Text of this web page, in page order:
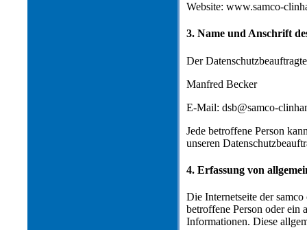
Website: www.samco-
3. Name und Anschrift
Der
Manfred Becker
E-Mail: dsb@samco-
Jede betroffene Person
unseren
4. Erfassung von
Die Internetseite der
betroffene Person oder ein
Informationen. Diese